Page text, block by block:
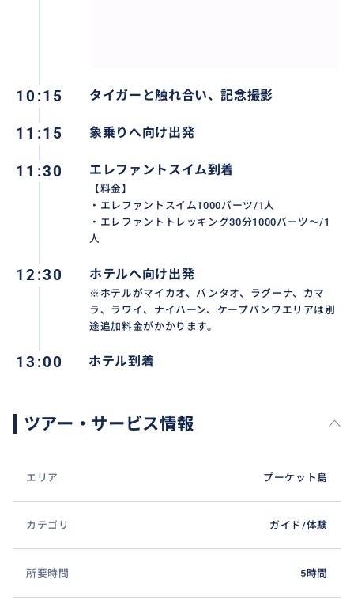
10:15 タイガーと触れ合い、記念撮影
11:15 象乗りへ向け出発
11:30 エレファントスイム到着
【料金】
・エレファントスイム1000バーツ/1人
・エレファントトレッキング30分1000バーツ〜/1
人
12:30 ホテルへ向け出発
※ホテルがマイカオ、バンタオ、ラグーナ、カマ
ラ、ラワイ、ナイハーン、ケープパンワエリアは別
途追加料金がかかります。
13:00 ホテル到着
ツアー・サービス情報
エリア プーケット島
カテゴリ ガイド/体験
所要時間 5時間